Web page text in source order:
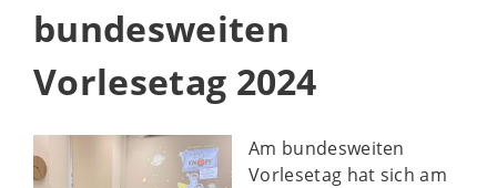
bundesweiten
Vorlesetag 2024
Am bundesweiten
Vorlesetag hat sich am